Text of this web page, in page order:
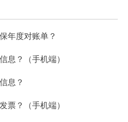
回到顶部
年度对账单？
息？（手机端）
息？
票？（手机端）